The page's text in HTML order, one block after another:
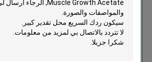
صناديق تغليف
الهولوغرام